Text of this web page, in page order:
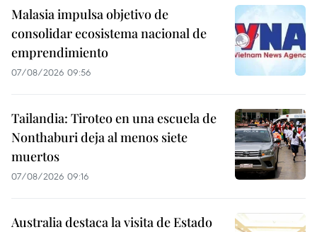
Malasia impulsa objetivo de
consolidar ecosistema nacional de
emprendimiento
07/08/2026 09:56
Tailandia: Tiroteo en una escuela de
Nonthaburi deja al menos siete
muertos
07/08/2026 09:16
Australia destaca la visita de Estado